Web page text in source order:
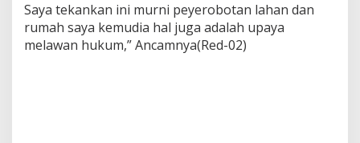
Saya tekankan ini murni peyerobotan lahan dan
rumah saya kemudia hal juga adalah upaya
melawan hukum,” Ancamnya(Red-02)